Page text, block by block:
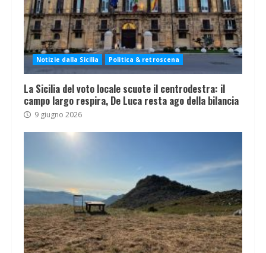
Notizie dalla Sicilia Politica & retroscena
La Sicilia del voto locale scuote il centrodestra: il
campo largo respira, De Luca resta ago della bilancia
9 giugno 2026